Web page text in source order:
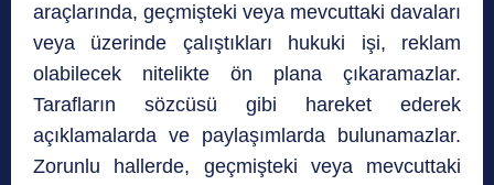
araçlarında, geçmişteki veya mevcuttaki davaları
veya üzerinde çalıştıkları hukuki işi, reklam
olabilecek nitelikte ön plana çıkaramazlar.
Tarafların sözcüsü gibi hareket ederek
açıklamalarda ve paylaşımlarda bulunamazlar.
Zorunlu hallerde, geçmişteki veya mevcuttaki